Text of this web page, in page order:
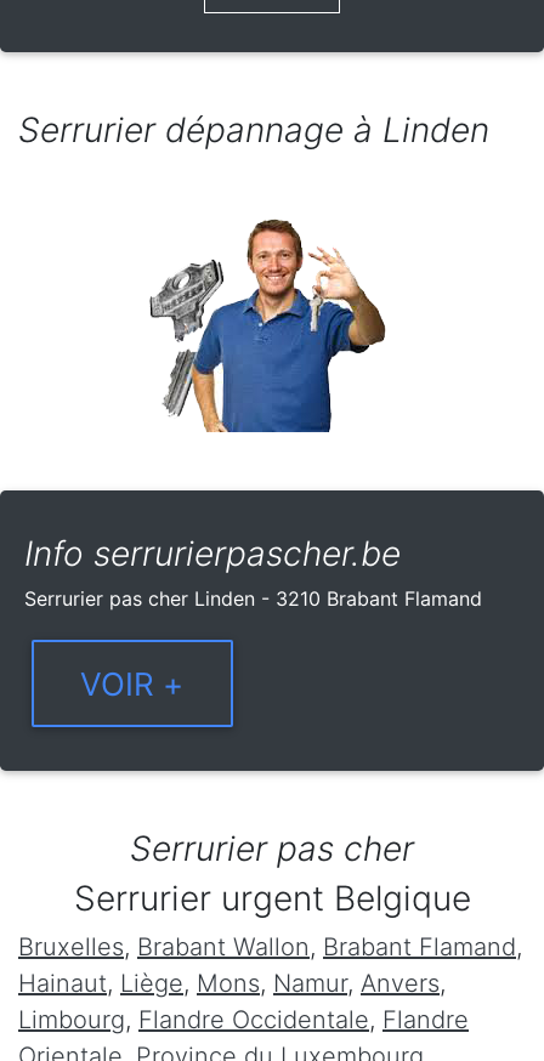
Serrurier dépannage à Linden
Info serrurierpascher.be
Serrurier pas cher Linden - 3210 Brabant Flamand
Serrurier pas cher
Serrurier urgent Belgique
Bruxelles, Brabant Wallon, Brabant Flamand,
Hainaut, Liège, Mons, Namur, Anvers,
Limbourg, Flandre Occidentale, Flandre